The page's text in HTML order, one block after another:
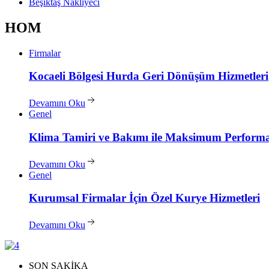
HOM
Firmalar
Kocaeli Bölgesi Hurda Geri Dönüşüm Hizmetleri
Devamını Oku
Genel
Klima Tamiri ve Bakımı ile Maksimum
Devamını Oku
Genel
Kurumsal Firmalar İçin Özel Kurye Hizmetleri
Devamını Oku
SON SAKİKA